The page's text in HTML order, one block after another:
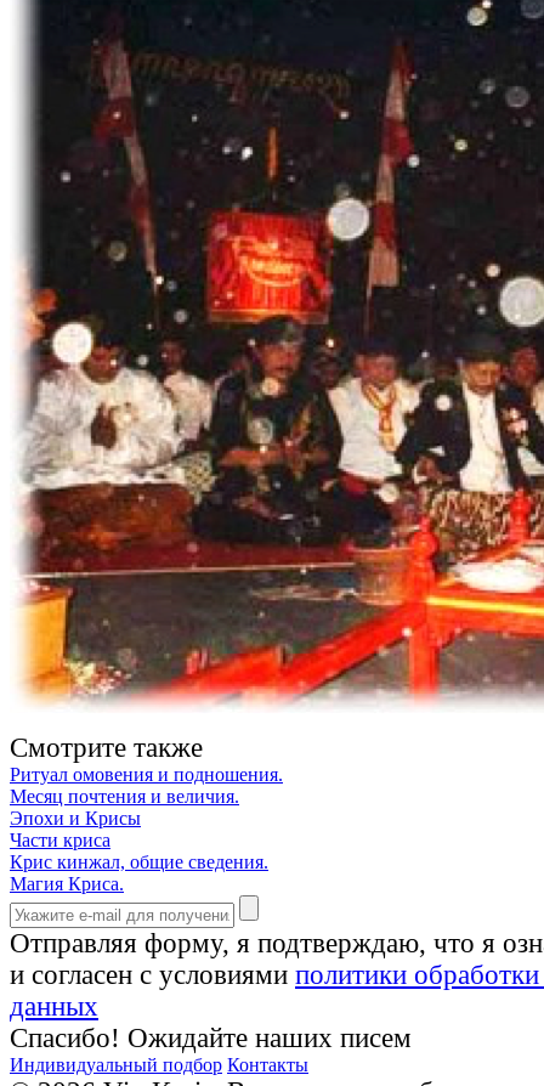
Смотрите также
Ритуал омовения и подношения.
Месяц почтения и величия.
Эпохи и Крисы
Части криса
Крис кинжал, общие сведения.
Магия Криса.
Отправляя форму, я подтверждаю, что я
и согласен с условиями политики
данных
Спасибо! Ожидайте наших писем
Индивидуальный подбор Контакты